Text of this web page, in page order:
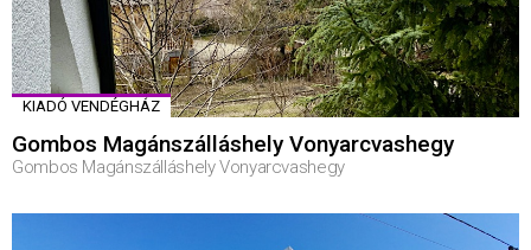
KIADÓ VENDÉGHÁZ
Gombos Magánszálláshely Vonyarcvashegy
Gombos Magánszálláshely Vonyarcvashegy